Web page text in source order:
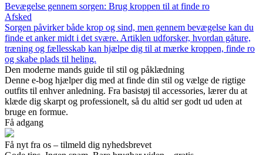
Bevægelse gennem sorgen: Brug kroppen til at finde ro
Afsked
Sorgen påvirker både krop og sind, men gennem bevægelse kan du
finde et anker midt i det svære. Artiklen udforsker, hvordan gåture,
træning og fællesskab kan hjælpe dig til at mærke kroppen, finde ro
og skabe plads til heling.
Den moderne mands guide til stil og påklædning
Denne e-bog hjælper dig med at finde din stil og vælge de rigtige
outfits til enhver anledning. Fra basistøj til accessories, lærer du at
klæde dig skarpt og professionelt, så du altid ser godt ud uden at
bruge en formue.
Få adgang
Få nyt fra os – tilmeld dig nyhedsbrevet